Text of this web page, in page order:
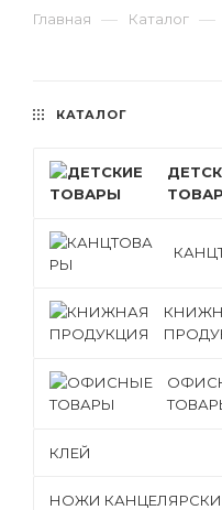
Главная — Каталог —
КАТАЛОГ
КЛЕЙ
НОЖИ